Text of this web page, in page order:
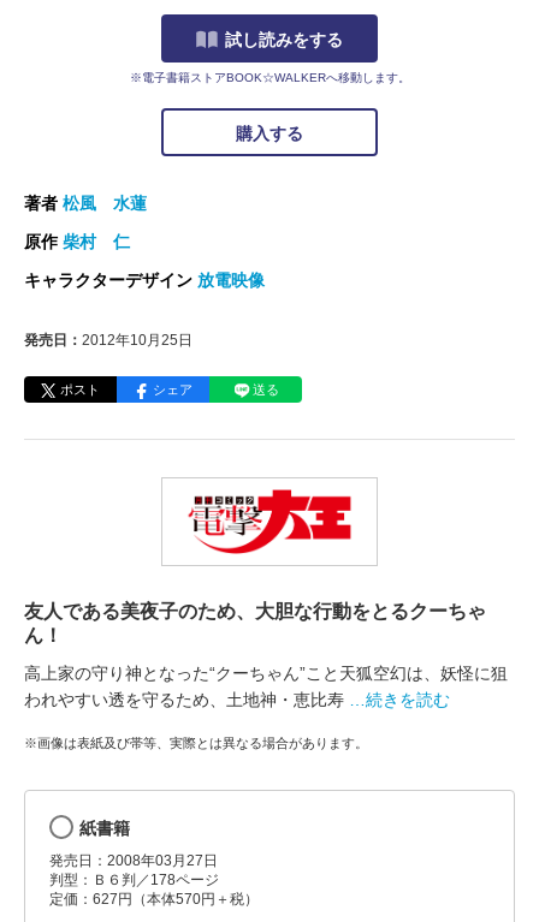
試し読みをする
※電子書籍ストアBOOK☆WALKERへ移動します。
購入する
著者 松風 水蓮
原作柴村 仁
キャラクターデザイン 放電映像
発売日： 2012年10月25日
ポスト シェア 送る
友人である美夜子のため、大胆な行動をとるクーちゃ
ん！
高上家の守り神となった“クーちゃん”こと天狐空幻は、妖怪に狙
われやすい透を守るため、土地神・恵比寿
…続きを読む
※画像は表紙及び帯等、実際とは異なる場合があります。
紙書籍
発売日：2008年03月27日
判型：Ｂ６判／178ページ
定価：627円（本体570円＋税）